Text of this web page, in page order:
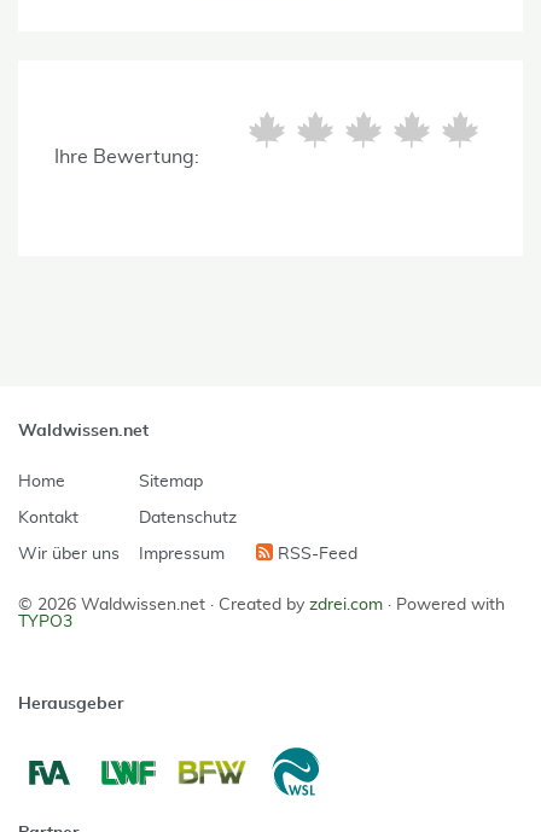
Ihre Bewertung:
Waldwissen.net
Home
Kontakt
Wir über uns
Sitemap
Datenschutz
Impressum RSS-Feed
© 2026 Waldwissen.net · Created by zdrei.com · Powered with
TYPO3
Herausgeber